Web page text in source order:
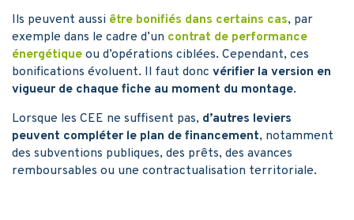
Ils peuvent aussi être bonifiés dans certains cas, par
exemple dans le cadre d’un contrat de performance
énergétique ou d’opérations ciblées. Cependant, ces
bonifications évoluent. Il faut donc vérifier la version en
vigueur de chaque fiche au moment du montage.
Lorsque les CEE ne suffisent pas, d’autres leviers
peuvent compléter le plan de financement, notamment
des subventions publiques, des prêts, des avances
remboursables ou une contractualisation territoriale.